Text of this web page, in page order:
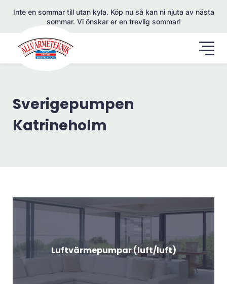
Inte en sommar till utan kyla. Köp nu så kan ni njuta av nästa
sommar. Vi önskar er en trevlig sommar!
Sverigepumpen
Katrineholm
Luftvärmepumpar (luft/luft)